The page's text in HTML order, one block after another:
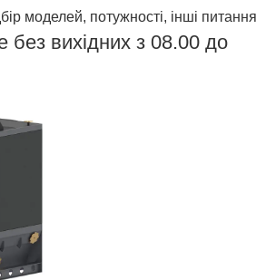
моделей, потужності, інші питання
без вихідних з 08.00 до